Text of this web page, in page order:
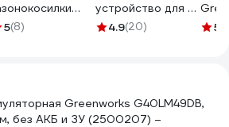
40V
5(8)
устройство для 2-
х аккумуляторов
4.9(20) 5
Greenworks G40LM49DB,
без АКБ и ЗУ (2500207) –